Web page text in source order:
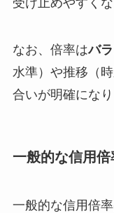
なお、倍率はバ
水準）や推移（
合いが明確になり
一般的な信用倍
一般的な信用倍